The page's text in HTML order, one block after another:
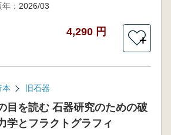
： 2026/03
4,290 円
＋
本 旧石器
目を読む 石器研究のための破
学とフラクトグラフィ